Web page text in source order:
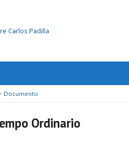
Documento
Ordinario